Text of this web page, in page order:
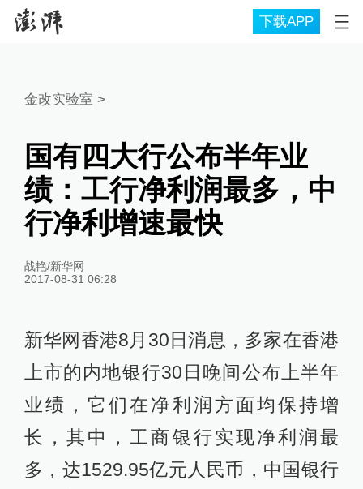
下载APP
金改实验室 >
国有四大行公布半年业
绩：工行净利润最多，中
行净利增速最快
战艳/新华网
2017-08-31 06:28
新华网香港8月30日消息，多家在香港
上市的内地银行30日晚间公布上半年
业绩，它们在净利润方面均保持增
长，其中，工商银行实现净利润最
多，达1529.95亿元人民币，中国银行